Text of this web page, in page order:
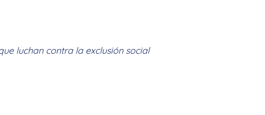
luchan contra la exclusión social